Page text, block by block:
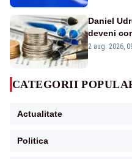
Daniel
deveni
viitoare?
2 aug. 2026,
CATEGORII
Actualitate
Politica